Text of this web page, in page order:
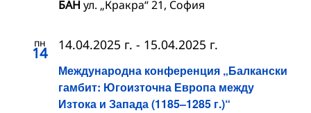
БАН ул. „Кракра“ 21, София
пн
14
Международна конференция „Балкански
гамбит: Югоизточна Европа между
Изтока и Запада (1185–1285 г.)“
14.04.2025 г. - 15.04.2025 г.